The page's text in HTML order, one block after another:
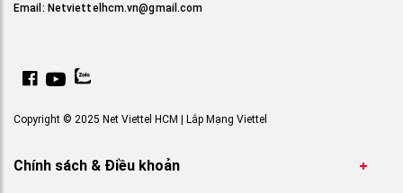
Email: Netviettelhcm.vn@gmail.com
Copyright © 2025 Net Viettel HCM | Lắp Mạng Viettel
Chính sách & Điều khoản